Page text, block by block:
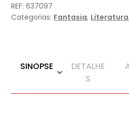
REF:637097
Categorias: Fantasia,
SINOPSE
DETALHE
S